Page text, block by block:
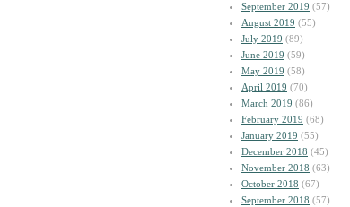
September 2019 (57)
August 2019 (55)
July 2019 (89)
June 2019 (59)
May 2019 (58)
April 2019 (70)
March 2019 (86)
February 2019 (68)
January 2019 (55)
December 2018 (45)
November 2018 (63)
October 2018 (67)
September 2018 (57)